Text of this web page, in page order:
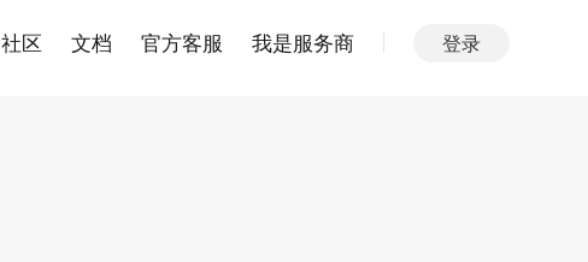
社区 文档 官方客服 我是服务商 登录